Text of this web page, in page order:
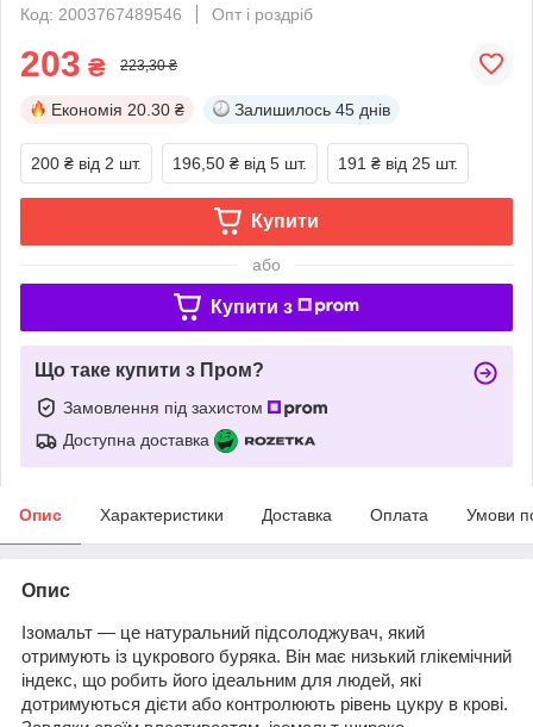
Код: 2003767489546
Опт і роздріб
203 ₴ 223,30 ₴
Економія 20.30 ₴ Залишилось 45 днів
200 ₴ від 2 шт. 196,50 ₴ від 5 шт. 191 ₴ від 25 шт.
Купити
або
Купити з
Що таке купити з Пром?
Замовлення під захистом
Доступна доставка
Опис Характеристики Доставка Оплата Умови
Опис
Ізомальт — це натуральний підсолоджувач, який
отримують із цукрового буряка. Він має низький глікемічний
індекс, що робить його ідеальним для людей, які
дотримуються дієти або контролюють рівень цукру в крові.